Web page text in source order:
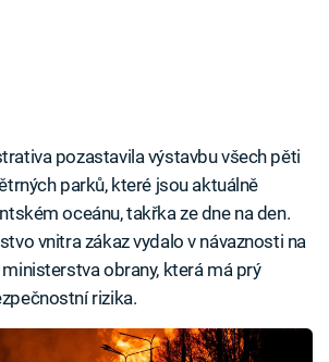
pozastavila výstavbu všech pěti
parků, které jsou aktuálně
oceánu, takřka ze dne na den.
vnitra zákaz vydalo v návaznosti na
obrany, která má prý
rizika.